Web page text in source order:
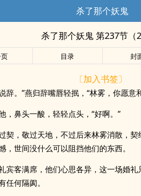
杀了那个妖鬼
杀了那个妖鬼 第237节（2
目录 封
〔加入书签〕
辞。”燕归辞嘴唇轻抿，“林雾，你愿意
，鼻头一酸，轻轻点头，“好啊。”
契，敬过天地，不过后来林雾消散，
，世间没什么可以阻挡他们的东西。
宾客满席，他们心思各异，这一场婚
任何隔阂。